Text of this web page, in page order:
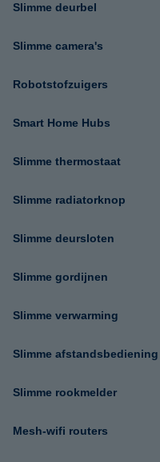
Slimme deurbel
Slimme camera's
Robotstofzuigers
Smart Home Hubs
Slimme thermostaat
Slimme radiatorknop
Slimme deursloten
Slimme gordijnen
Slimme verwarming
Slimme afstandsbediening
Slimme rookmelder
Mesh-wifi routers